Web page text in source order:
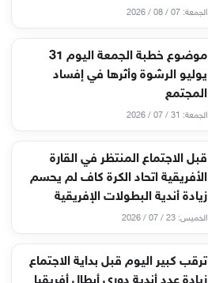
الجمعة: 07 / 08 / 2026
موضوع خطبة الجمعة اليوم 31
يوليو الرشوة وأثرها في إفساد
المجتمع
الجمعة: 31 / 07 / 2026
قبل الاجتماع المنتظر في القارة
الأفريقية اتحاد الكرة كاف لم يحسم
زيادة أندية البطولات الإفريقية
الخميس: 23 / 07 / 2026
ترقب كبير اليوم قبل بداية الاجتماع